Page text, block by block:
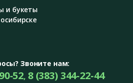
и букеты
Звоните нам:
52, 8 (383) 344-22-44